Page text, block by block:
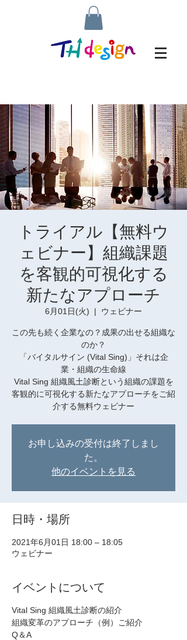
トライアル【無料ウ
ェビナー】組織課題
を客観的可視化する
新たなアプローチ
6月01日(火)
  |
ウェビナー
この先も続く企業なの？成果の出せる組織な
のか？
「バイタルサイン (Vital Sing)」それは企
業・組織の生命線
Vital Sing 組織風土診断という組織の課題を
客観的に可視化する新たなアプローチをご紹
介する無料ウェビナー
お申し込みの受付は終了しまし
た。
他のイベントを見る
日時・場所
2021年6月01日 18:00 – 18:05
ウェビナー
イベントについて
Vital Sing 組織風土診断の紹介
組織変革のアプローチ（例）ご紹介
Q＆A